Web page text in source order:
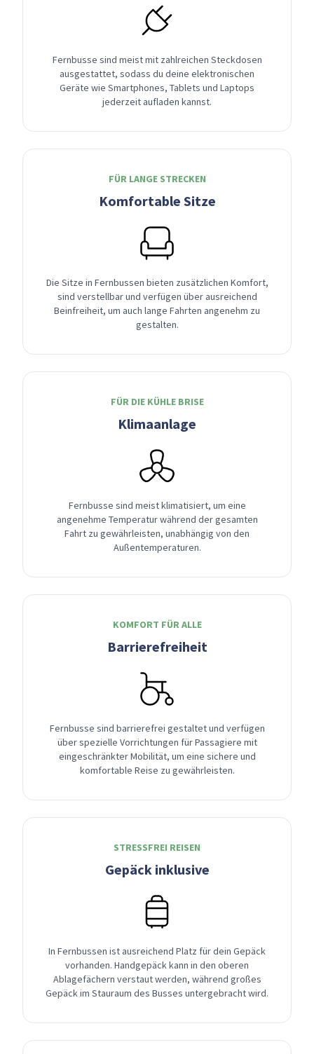
Fernbusse sind meist mit zahlreichen Steckdosen
ausgestattet, sodass du deine elektronischen
Geräte wie Smartphones, Tablets und Laptops
jederzeit aufladen kannst.
FÜR LANGE STRECKEN
Komfortable Sitze
Die Sitze in Fernbussen bieten zusätzlichen Komfort,
sind verstellbar und verfügen über ausreichend
Beinfreiheit, um auch lange Fahrten angenehm zu
gestalten.
FÜR DIE KÜHLE BRISE
Klimaanlage
Fernbusse sind meist klimatisiert, um eine
angenehme Temperatur während der gesamten
Fahrt zu gewährleisten, unabhängig von den
Außentemperaturen.
KOMFORT FÜR ALLE
Barrierefreiheit
Fernbusse sind barrierefrei gestaltet und verfügen
über spezielle Vorrichtungen für Passagiere mit
eingeschränkter Mobilität, um eine sichere und
komfortable Reise zu gewährleisten.
STRESSFREI REISEN
Gepäck inklusive
In Fernbussen ist ausreichend Platz für dein Gepäck
vorhanden. Handgepäck kann in den oberen
Ablagefächern verstaut werden, während großes
Gepäck im Stauraum des Busses untergebracht wird.